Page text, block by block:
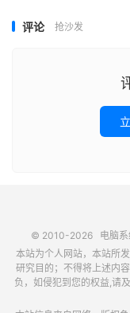
评论 抢沙发
© 2010-2026 电脑
本站为个人网站，本站所
研究目的；不得将上述内
负，如侵犯到您的权益,请